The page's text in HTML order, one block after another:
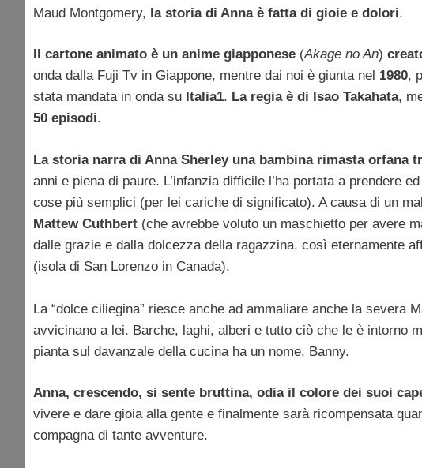
Maud Montgomery, la storia di Anna è fatta di gioie e dolori.
Il cartone animato è un anime giapponese (Akage no An)
onda dalla Fuji Tv in Giappone, mentre dai noi è giunta nel 1980,
stata mandata in onda su Italia1. La regia è di Isao Takahata,
50 episodi.
La storia narra di Anna Sherley una bambina rimasta orfana
anni e piena di paure. L’infanzia difficile l’ha portata a prendere
cose più semplici (per lei cariche di significato). A causa di un
Mattew Cuthbert (che avrebbe voluto un maschietto per avere
dalle grazie e dalla dolcezza della ragazzina, così eternamente
(isola di San Lorenzo in Canada).
La “dolce ciliegina” riesce anche ad ammaliare anche la severa
avvicinano a lei. Barche, laghi, alberi e tutto ciò che le è intorno
pianta sul davanzale della cucina ha un nome, Banny.
Anna, crescendo, si sente bruttina, odia il colore dei suoi
vivere e dare gioia alla gente e finalmente sarà ricompensata
compagna di tante avventure.